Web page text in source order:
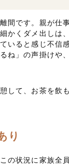
間です。親が仕
かくダメ出しは
いると感じ不
ね」の声掛けや
して、お茶を飲
り
の状況に家族全